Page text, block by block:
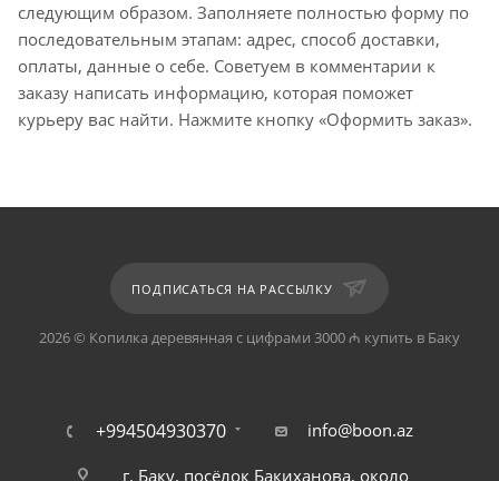
следующим образом. Заполняете полностью форму по
последовательным этапам: адрес, способ доставки,
оплаты, данные о себе. Советуем в комментарии к
заказу написать информацию, которая поможет
курьеру вас найти. Нажмите кнопку «Оформить заказ».
ПОДПИСАТЬСЯ НА РАССЫЛКУ
2026 © Копилка деревянная с цифрами 3000 ₼ купить в Баку
+994504930370 info@boon.az
г. Баку, посёлок Бакиханова, около